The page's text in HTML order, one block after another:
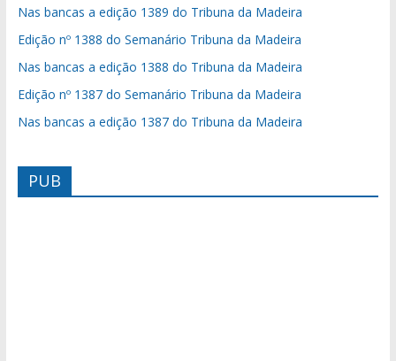
Nas bancas a edição 1389 do Tribuna da Madeira
Edição nº 1388 do Semanário Tribuna da Madeira
Nas bancas a edição 1388 do Tribuna da Madeira
Edição nº 1387 do Semanário Tribuna da Madeira
Nas bancas a edição 1387 do Tribuna da Madeira
PUB